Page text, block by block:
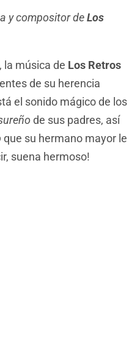
y compositor deLos
, la música de Los Retros
de su herencia
el sonido mágico de los
de sus padres, así
que su hermano mayor le
suena hermoso!